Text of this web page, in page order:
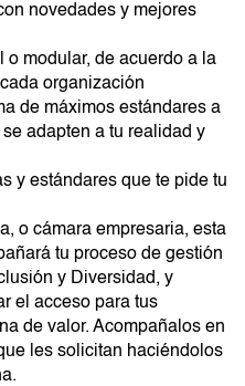
novedades y mejores
o modular, de acuerdo a la
organización
de máximos estándares a
adapten a tu realidad y
y estándares que te pide tu
o cámara empresaria, esta
tu proceso de gestión
y Diversidad, y
el acceso para tus
de valor. Acompañalos en
les solicitan haciéndolos